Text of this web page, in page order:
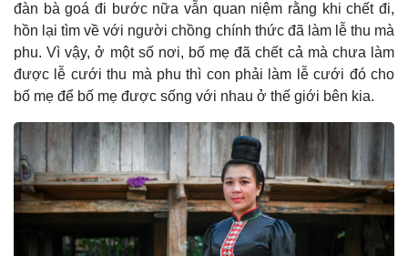
đàn bà goá đi bước nữa vẫn quan niệm rằng khi chết đi,
hồn lại tìm về với người chồng chính thức đã làm lễ thu mà
phu. Vì vậy, ở một số nơi, bố mẹ đã chết cả mà chưa làm
được lễ cưới thu mà phu thì con phải làm lễ cưới đó cho
bố mẹ để bố mẹ được sống với nhau ở thế giới bên kia.